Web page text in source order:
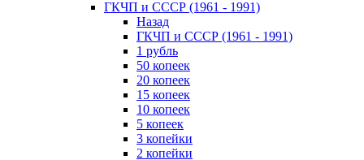
ГКЧП и СССР (1961 - 1991)
Назад
ГКЧП и СССР (1961 - 1991)
1 рубль
50 копеек
20 копеек
15 копеек
10 копеек
5 копеек
3 копейки
2 копейки